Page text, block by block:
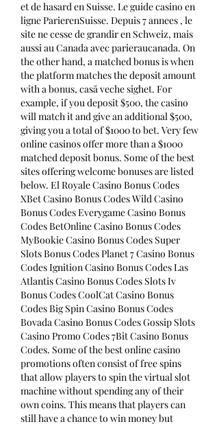
et de hasard en Suisse. Le guide casino en
ligne ParierenSuisse. Depuis 7 annees , le
site ne cesse de grandir en Schweiz, mais
aussi au Canada avec parieraucanada. On
the other hand, a matched bonus is when
the platform matches the deposit amount
with a bonus, casă veche sighet. For
example, if you deposit $500, the casino
will match it and give an additional $500,
giving you a total of $1000 to bet. Very few
online casinos offer more than a $1000
matched deposit bonus. Some of the best
sites offering welcome bonuses are listed
below. El Royale Casino Bonus Codes
XBet Casino Bonus Codes Wild Casino
Bonus Codes Everygame Casino Bonus
Codes BetOnline Casino Bonus Codes
MyBookie Casino Bonus Codes Super
Slots Bonus Codes Planet 7 Casino Bonus
Codes Ignition Casino Bonus Codes Las
Atlantis Casino Bonus Codes Slots Iv
Bonus Codes CoolCat Casino Bonus
Codes Big Spin Casino Bonus Codes
Bovada Casino Bonus Codes Gossip Slots
Casino Promo Codes 7Bit Casino Bonus
Codes. Some of the best online casino
promotions often consist of free spins
that allow players to spin the virtual slot
machine without spending any of their
own coins. This means that players can
still have a chance to win money but